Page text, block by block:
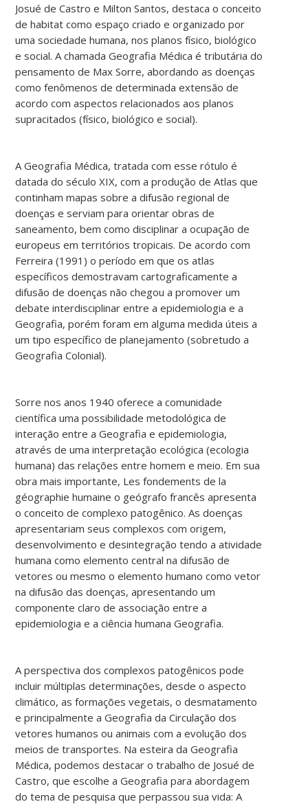
Josué de Castro e Milton Santos, destaca o conceito
de habitat como espaço criado e organizado por
uma sociedade humana, nos planos físico, biológico
e social. A chamada Geografia Médica é tributária do
pensamento de Max Sorre, abordando as doenças
como fenômenos de determinada extensão de
acordo com aspectos relacionados aos planos
supracitados (físico, biológico e social).
A Geografia Médica, tratada com esse rótulo é
datada do século XIX, com a produção de Atlas que
continham mapas sobre a difusão regional de
doenças e serviam para orientar obras de
saneamento, bem como disciplinar a ocupação de
europeus em territórios tropicais. De acordo com
Ferreira (1991) o período em que os atlas
específicos demostravam cartograficamente a
difusão de doenças não chegou a promover um
debate interdisciplinar entre a epidemiologia e a
Geografia, porém foram em alguma medida úteis a
um tipo específico de planejamento (sobretudo a
Geografia Colonial).
Sorre nos anos 1940 oferece a comunidade
científica uma possibilidade metodológica de
interação entre a Geografia e epidemiologia,
através de uma interpretação ecológica (ecologia
humana) das relações entre homem e meio. Em sua
obra mais importante, Les fondements de la
géographie humaine o geógrafo francês apresenta
o conceito de complexo patogênico. As doenças
apresentariam seus complexos com origem,
desenvolvimento e desintegração tendo a atividade
humana como elemento central na difusão de
vetores ou mesmo o elemento humano como vetor
na difusão das doenças, apresentando um
componente claro de associação entre a
epidemiologia e a ciência humana Geografia.
A perspectiva dos complexos patogênicos pode
incluir múltiplas determinações, desde o aspecto
climático, as formações vegetais, o desmatamento
e principalmente a Geografia da Circulação dos
vetores humanos ou animais com a evolução dos
meios de transportes. Na esteira da Geografia
Médica, podemos destacar o trabalho de Josué de
Castro, que escolhe a Geografia para abordagem
do tema de pesquisa que perpassou sua vida: A